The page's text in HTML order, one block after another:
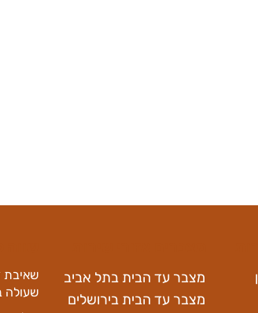
מצבר עד הבית בתל אביב
מצבר עד הבית בירושלים
שאיבת
שעולה